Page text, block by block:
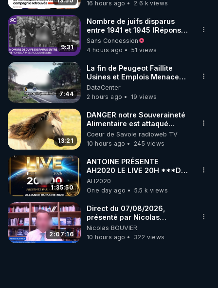
code : REGENERE10
▶ 30 jours gratuit sur l’application de méditation et
de bien-être ENVOL :
Rendez-vous sur https://www.envol.app/code
le code : REGENERE
16 hours ago
2.6 k views
9:31
Nombre de juifs disparus
entre 1941 et 1945 (Réponse
à mes accusateurs)
Sans Concession
4 hours ago
51 views
7:44
La fin de Peugeot Faillite
Usines et Emplois Menacees
- L'heure de l'auto
DataCenter
2 hours ago
19 views
13:21
DANGER notre Souveraineté
Alimentaire est attaqué...
Coeur de Savoie radioweb TV
10 hours ago
245 views
1:35:50
ANTOINE PRÉSENTE
AH2020 LE LIVE 20H ***DU
06/08/2026***
AH2020
One day ago
5.5 k views
2:07:16
Direct du 07/08/2026,
présenté par Nicolas
BOUVIER
Nicolas BOUVIER
10 hours ago
322 views